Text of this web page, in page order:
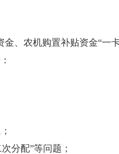
、农机购置补贴资金“一
分配”等问题；